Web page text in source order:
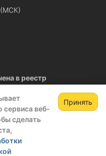
веб-
сделать
Принять
(МСК)
в реестр